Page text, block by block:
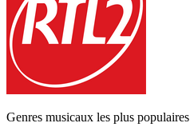
Genres musicaux les plus populaires